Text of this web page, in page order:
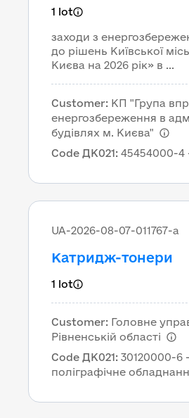
житлового
за адресою
(код ДК 021:2015:
Реконструкція )
1 lot
заходи з
до рішень Київської
Києва на 2026 рік» в ...
Customer: КП "Група
енергозбереження в
будівлях м. Києва"
Code ДК021: 45454000-4
UA-2026-08-07-011767-a
Катридж-тонери
1 lot
Customer: Головне
Рівненській області
Code ДК021: 30120000-6
поліграфічне